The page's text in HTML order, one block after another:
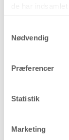
Nødvendig
Præferencer
Statistik
Marketing
Bestillingsvare
hjemmelavede
armbånd og